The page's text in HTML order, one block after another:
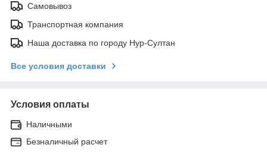
Самовывоз
Транспортная компания
Наша доставка по городу Нур-Султан
Все условия доставки
Условия оплаты
Наличными
Безналичный расчет